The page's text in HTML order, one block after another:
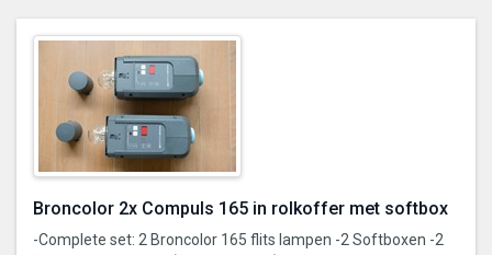
Broncolor 2x Compuls 165 in rolkoffer met softbox
-Complete set: 2 Broncolor 165 flits lampen -2 Softboxen -2